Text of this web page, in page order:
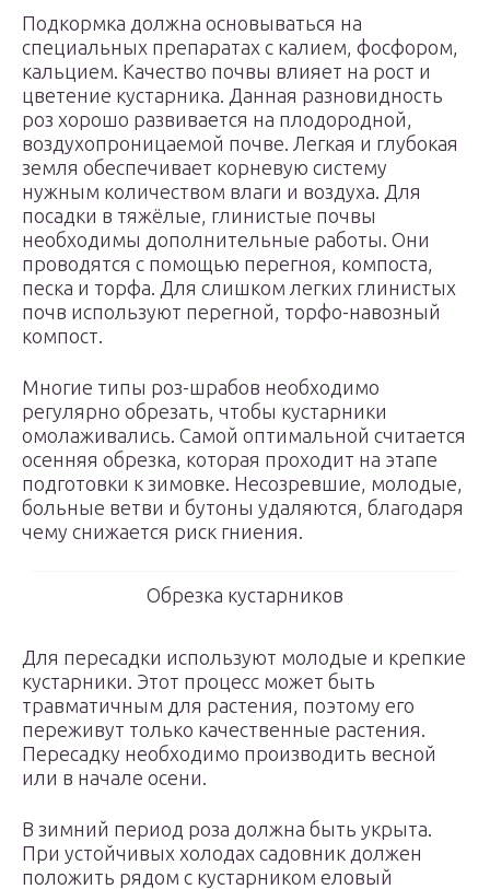
Подкормка должна основываться на
специальных препаратах с калием, фосфором,
кальцием. Качество почвы влияет на рост и
цветение кустарника. Данная разновидность
роз хорошо развивается на плодородной,
воздухопроницаемой почве. Легкая и глубокая
земля обеспечивает корневую систему
нужным количеством влаги и воздуха. Для
посадки в тяжёлые, глинистые почвы
необходимы дополнительные работы. Они
проводятся с помощью перегноя, компоста,
песка и торфа. Для слишком легких глинистых
почв используют перегной, торфо-навозный
компост.
Многие типы роз-шрабов необходимо
регулярно обрезать, чтобы кустарники
омолаживались. Самой оптимальной считается
осенняя обрезка, которая проходит на этапе
подготовки к зимовке. Несозревшие, молодые,
больные ветви и бутоны удаляются, благодаря
чему снижается риск гниения.
Обрезка кустарников
Для пересадки используют молодые и крепкие
кустарники. Этот процесс может быть
травматичным для растения, поэтому его
переживут только качественные растения.
Пересадку необходимо производить весной
или в начале осени.
В зимний период роза должна быть укрыта.
При устойчивых холодах садовник должен
положить рядом с кустарником еловый